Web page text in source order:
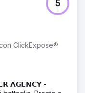
ClickExpose®
5
𝗔𝗚𝗘𝗡𝗖𝗬 -